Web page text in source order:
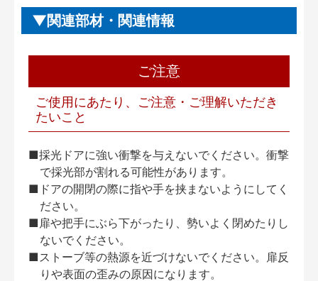
関連部材・関連情報
ご注意
ご使用にあたり、ご注意・ご理解いただき
たいこと
■採光ドアに強い衝撃を与えないでください。衝撃
で採光部が割れる可能性があります。
■ドアの開閉の際に指や手を挟まないようにしてく
ださい。
■扉や把手にぶら下がったり、勢いよく閉めたりし
ないでください。
■ストーブ等の熱源を近づけないでください。扉反
りや表面の歪みの原因になります。